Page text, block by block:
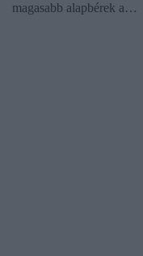
magasabb alapbérek a…